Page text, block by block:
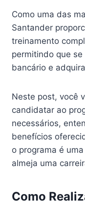
Como uma das
Santander
treinamento
permitindo que
bancário e
Neste post, você
candidatar ao
necessários,
benefícios
o programa é
almeja uma
Como